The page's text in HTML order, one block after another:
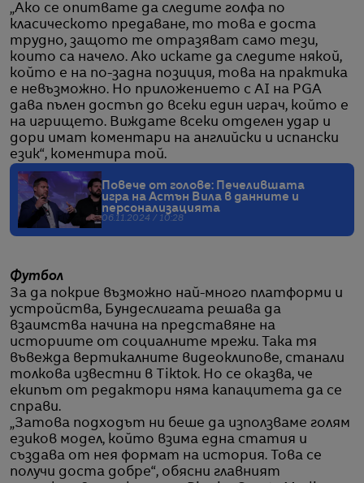
„Ако се опитвате да следите голфа по
класическото предаване, то това е доста
трудно, защото те отразяват само тези,
които са начело. Ако искате да следите някой,
който е на по-задна позиция, това на практика
е невъзможно. Но приложението с AI на PGA
дава пълен достъп до всеки един играч, който е
на игрището. Виждате всеки отделен удар и
дори имат коментари на английски и испански
език“, коментира той.
Повече от голове: Печелившата
игра на Астън Вила в данните и
персонализацията
06.11.2024 / 10:28
Футбол
За да покрие възможно най-много платформи и
устройства, Бундеслигата решава да
взаимства начина на представяне на
историите от социалните мрежи. Така тя
въвежда вертикалните видеоклипове, станали
толкова известни в Tiktok. Но се оказва, че
екипът от редактори няма капацитета да се
справи.
„Затова подходът ни беше да използваме голям
езиков модел, който взима една статия и
създава от нея формат на история. Това се
получи доста добре“, обясни главният